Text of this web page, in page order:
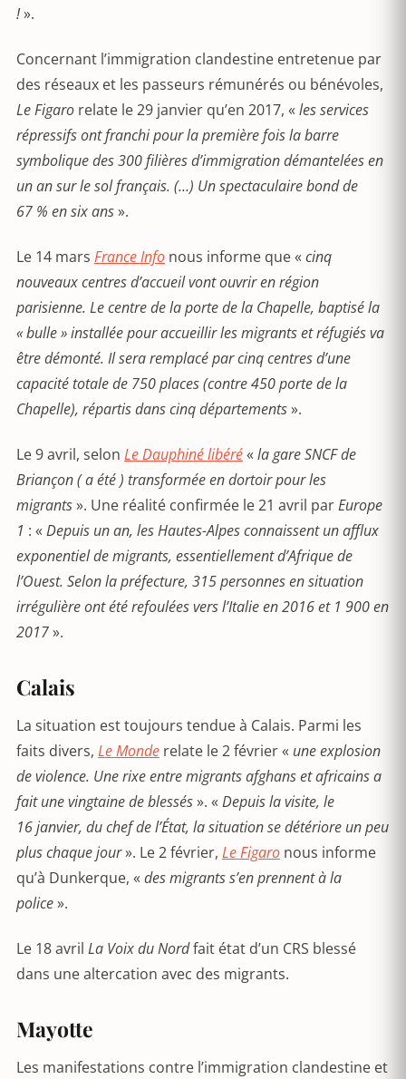
!».
Concernant l’immigration clandestine entretenue par
des réseaux et les passeurs rémunérés ou bénévoles,
Le Figaro relate le 29 janvier qu’en 2017, « les services
répressifs ont franchi pour la première fois la barre
symbolique des 300 filières d’immigration démantelées en
un an sur le sol français. (…) Un spectaculaire bond de
67 % en six ans».
Le 14 mars France Info nous informe que « cinq
nouveaux centres d’accueil vont ouvrir en région
parisienne. Le centre de la porte de la Chapelle, baptisé la
« bulle » installée pour accueillir les migrants et réfugiés va
être démonté. Il sera remplacé par cinq centres d’une
capacité totale de 750 places (contre 450 porte de la
Chapelle), répartis dans cinq départements».
Le 9 avril, selon Le Dauphiné libéré« la gare SNCF de
Briançon ( a été ) transformée en dortoir pour les
migrants». Une réalité confirmée le 21 avril parEurope
1 : « Depuis un an, les Hautes-Alpes connaissent un afflux
exponentiel de migrants, essentiellement d’Afrique de
l’Ouest. Selon la préfecture, 315 personnes en situation
irrégulière ont été refoulées vers l’Italie en 2016 et 1 900 en
2017».
Calais
La situation est toujours tendue à Calais. Parmi les
faits divers, Le Monde relate le 2 février « une explosion
de violence. Une rixe entre migrants afghans et africains a
fait une vingtaine de blessés». « Depuis la visite, le
16 janvier, du chef de l’État, la situation se détériore un peu
plus chaque jour». Le 2 février, Le Figaro nous informe
qu’à Dunkerque, « des migrants s’en prennent à la
police».
Le 18 avril La Voix du Nordfait état d’un CRS blessé
dans une altercation avec des migrants.
Mayotte
Les manifestations contre l’immigration clandestine et